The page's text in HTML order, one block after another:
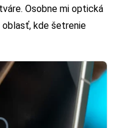
Osobne mi optická
kde šetrenie